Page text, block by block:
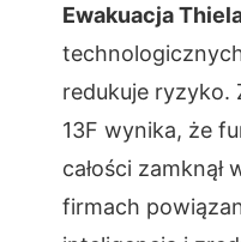
Ewakuacja
redukuje ryzyko.
13F wynika, że
całości
firmach